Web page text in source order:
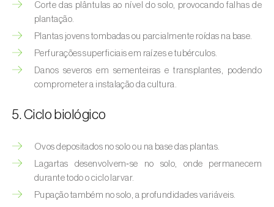
Besouro‑verde‑das‑tílias (
Bichado-da-ameixeira ( Grapholita (=Cydia)
funebrana
Bichado-da-castanha-do-cedo (
splendana)
Bichado-da-castanha-intermédio (
fagiglandana
Corte das plântulas ao nível do solo, provocando falhas de
plantação.
Plantas jovens tombadas ou parcialmente roídas na base.
Perfurações superficiais em raízes e tubérculos.
Danos severos em sementeiras e transplantes, podendo
comprometer a instalação da cultura.
5. Ciclo biológico
Ovos depositados no solo ou na base das plantas.
Lagartas desenvolvem‑se no solo, onde permanecem
durante todo o ciclo larvar.
Pupação também no solo, a profundidades variáveis.